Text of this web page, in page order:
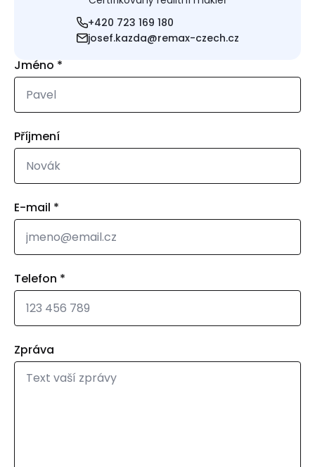
+420 723 169 180
josef.kazda@remax-czech.cz
Jméno *
Příjmení
E-mail *
Telefon *
Zpráva